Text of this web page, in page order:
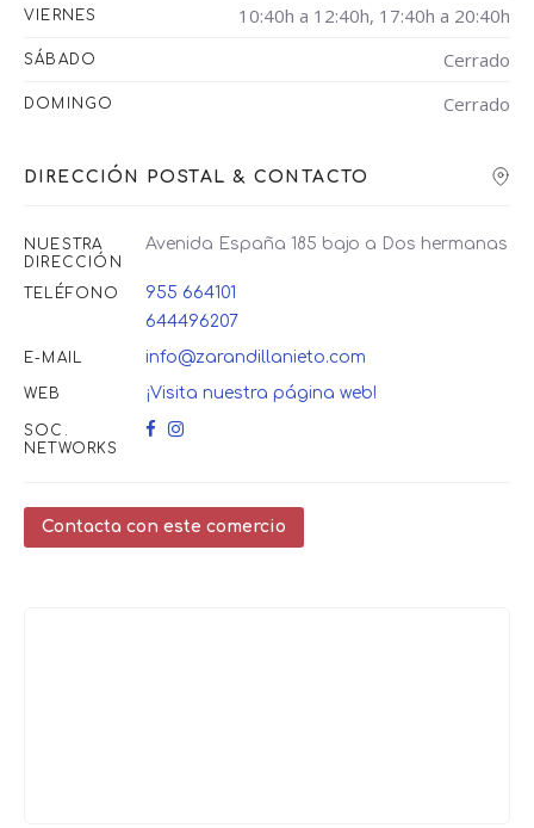
VIERNES 10:40h a 12:40h, 17:40h a 20:40h
SÁBADO Cerrado
DOMINGO Cerrado
DIRECCIÓN POSTAL & CONTACTO
NUESTRA
DIRECCIÓN
Avenida España 185 bajo a Dos hermanas
TELÉFONO
955 664101
644496207
E-MAIL info@zarandillanieto.com
WEB ¡Visita nuestra página web!
SOC.
NETWORKS
Contacta con este comercio